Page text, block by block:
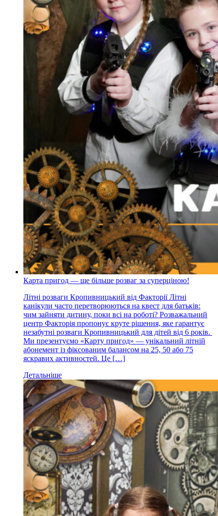
Карта пригод — ще більше розваг за суперціною!
Літні розваги Кропивницький від Факторії Літні
канікули часто перетворюються на квест для батьків:
чим зайняти дитину, поки всі на роботі? Розважальний
центр Факторія пропонує круте рішення, яке гарантує
незабутні розваги Кропивницький для дітей від 6 років.
Ми презентуємо «Карту пригод» — унікальний літній
абонемент із фіксованим балансом на 25, 50 або 75
яскравих активностей. Це […]
Детальніше